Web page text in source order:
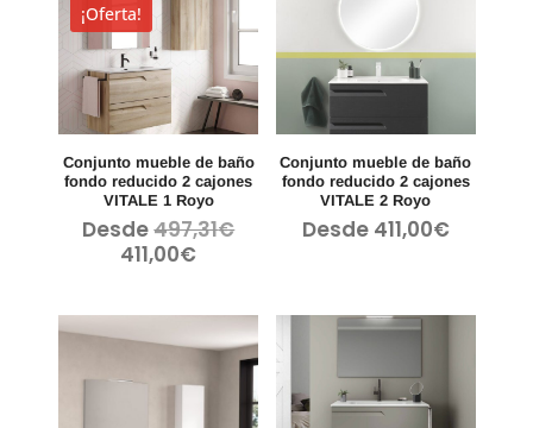
¡Oferta!
Conjunto mueble de baño
fondo reducido 2 cajones
VITALE 1 Royo
Desde497,31€El
497,31€.
411,00€
es:
411,00€.
Conjunto mueble de baño
fondo reducido 2 cajones
VITALE 2 Royo
Desde 411,00€